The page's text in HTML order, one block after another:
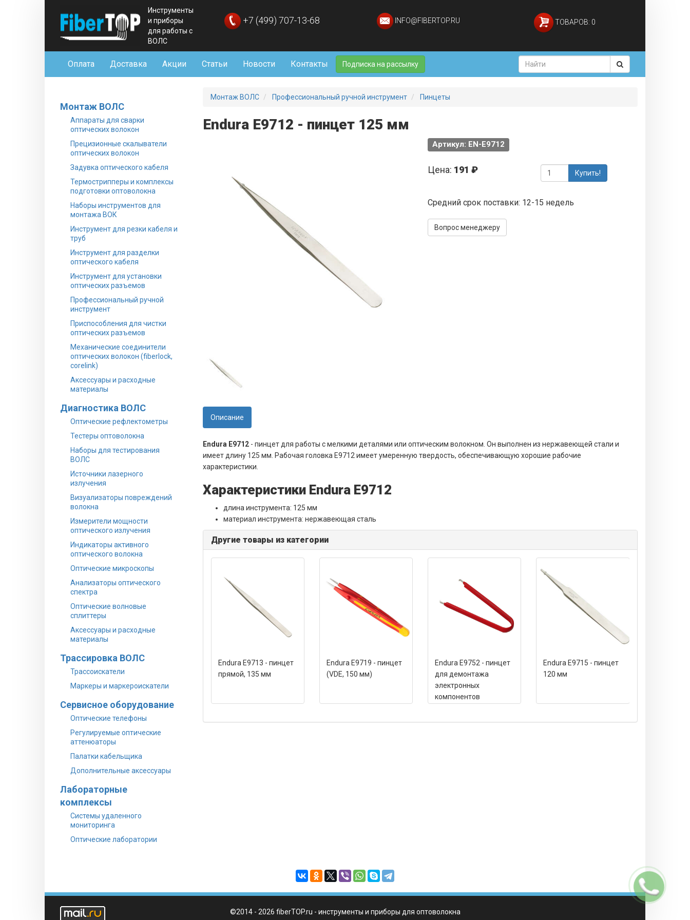
Инструменты
и приборы
для работы с
ВОЛС
+7 (499) 707-13-68 INFO@FIBERTOP.RU ТОВАРОВ: 0
Оплата Доставка Акции Статьи Новости Контакты Подписка на рассылку
Монтаж ВОЛС
Аппараты для сварки
оптических волокон
Прецизионные скалыватели
оптических волокон
Задувка оптического кабеля
Термострипперы и комплексы
подготовки оптоволокна
Наборы инструментов для
монтажа ВОК
Инструмент для резки кабеля и
труб
Инструмент для разделки
оптического кабеля
Инструмент для установки
оптических разъемов
Профессиональный ручной
инструмент
Приспособления для чистки
оптических разъемов
Механические соединители
оптических волокон (fiberlock,
corelink)
Аксессуары и расходные
материалы
Диагностика ВОЛС
Оптические рефлектометры
Тестеры оптоволокна
Наборы для тестирования
ВОЛС
Источники лазерного
излучения
Визуализаторы повреждений
волокна
Измерители мощности
оптического излучения
Индикаторы активного
оптического волокна
Оптические микроскопы
Анализаторы оптического
спектра
Оптические волновые
сплиттеры
Аксессуары и расходные
материалы
Трассировка ВОЛС
Трассоискатели
Маркеры и маркероискатели
Сервисное оборудование
Оптические телефоны
Регулируемые оптические
аттенюаторы
Палатки кабельщика
Дополнительные аксессуары
Лабораторные
комплексы
Системы удаленного
мониторинга
Оптические лаборатории
Монтаж ВОЛС Профессиональный ручной инструмент Пинцеты
Endura E9712 - пинцет 125 мм
Артикул: EN-E9712
Цена: 191 ₽ Купить!
Средний срок поставки: 12-15 недель
Вопрос менеджеру
Описание
Endura E9712- пинцет для работы с мелкими деталями или оптическим волокном. Он выполнен из нержавеющей стали и
имеет длину 125 мм. Рабочая головка E9712 имеет умеренную твердость, обеспечивающую хорошие рабочие
характеристики.
Характеристики Endura E9712
длина инструмента: 125 мм
материал инструмента: нержавеющая сталь
Другие товары из категории
Endura E9713 - пинцет
прямой, 135 мм
Endura E9719 - пинцет
(VDE, 150 мм)
Endura E9752 - пинцет
для демонтажа
электронных
компонентов
Endura E9715 - пинцет
120 мм
©2014 - 2026 fiberTOP.ru - инструменты и приборы для оптоволокна
Заказать
звонок